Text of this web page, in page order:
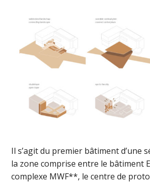
Il s’agit du premier bâtiment d’une
la zone comprise entre le bâtiment
complexe MWF**, le centre de